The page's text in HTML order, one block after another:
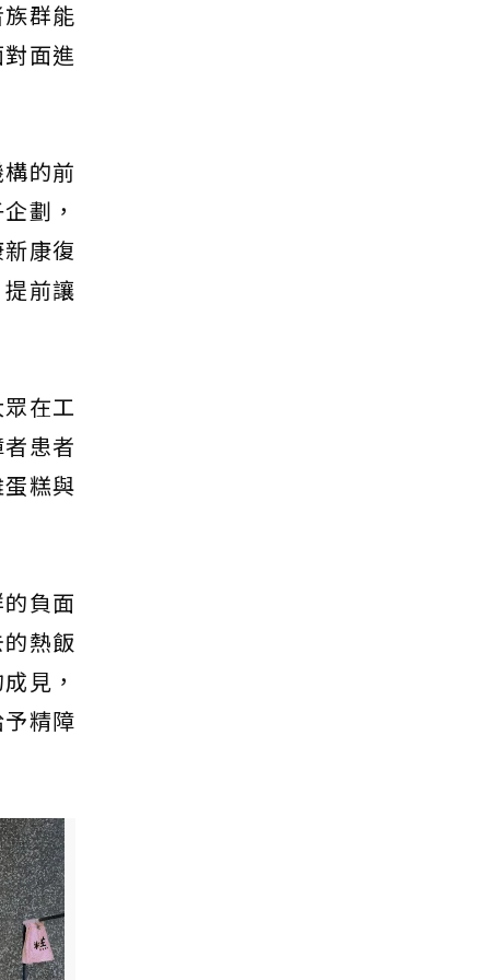
群能
面進
的前
劃，
康復
前讓
在工
患者
糕與
負面
熱飯
見，
精障